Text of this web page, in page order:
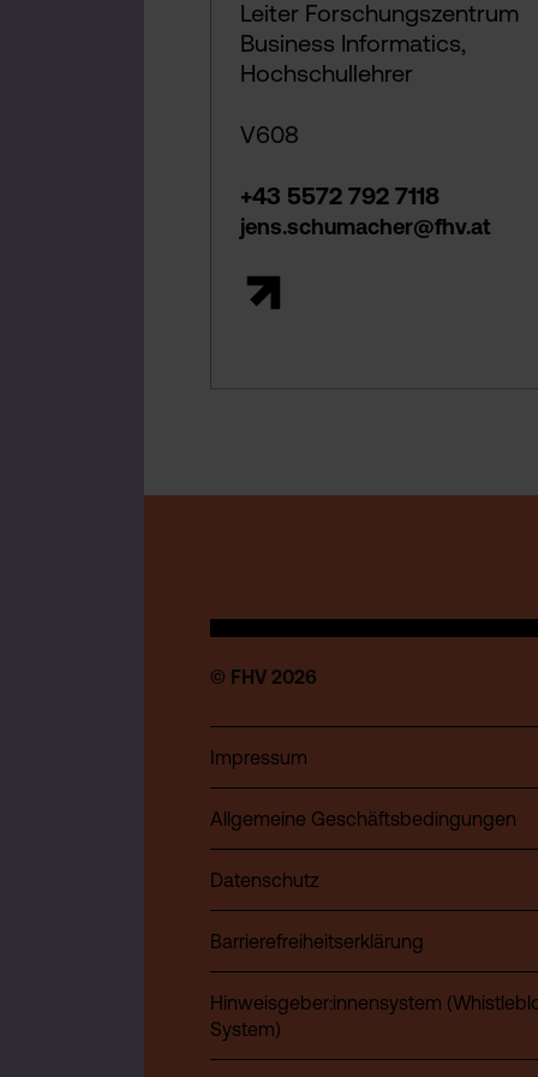
Leiter Forschungszentrum
Business Informatics,
Hochschullehrer
V608
+43 5572 792 7118
jens.schumacher@fhv.at
© FHV 2026
Impressum
Allgemeine Geschäftsbedingungen
Datenschutz
Barrierefreiheitserklärung
Hinweisgeber:innensystem
System)